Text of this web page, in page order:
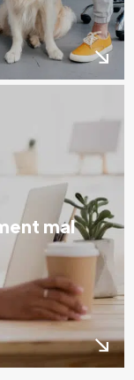
mal